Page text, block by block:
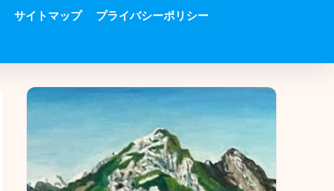
サイトマップ プライバシーポリシー